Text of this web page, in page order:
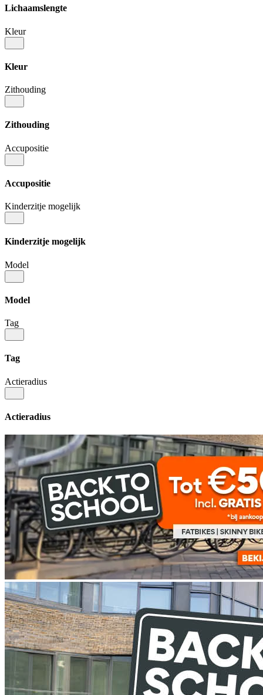
Lichaamslengte
Kleur
Kleur
Zithouding
Zithouding
Accupositie
Accupositie
Kinderzitje mogelijk
Kinderzitje mogelijk
Model
Model
Tag
Tag
Actieradius
Actieradius